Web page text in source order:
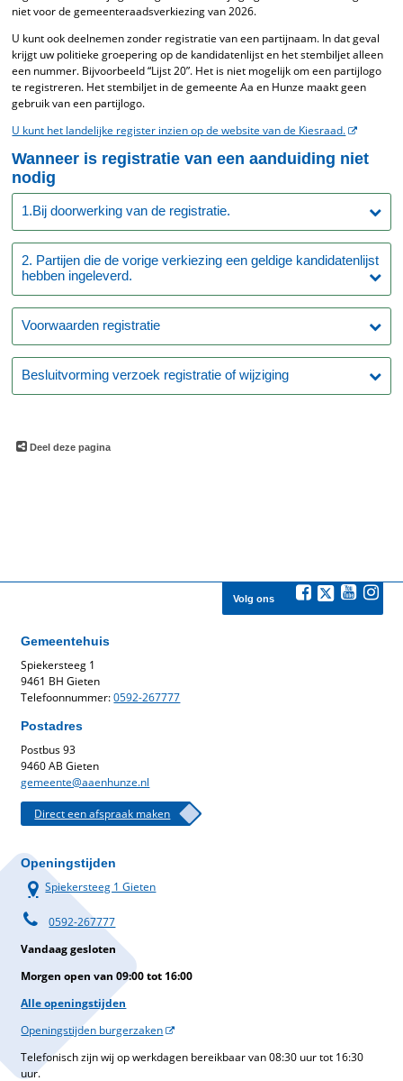
niet voor de gemeenteraadsverkiezing van 2026.
U kunt ook deelnemen zonder registratie van een partijnaam. In dat geval
krijgt uw politieke groepering op de kandidatenlijst en het stembiljet alleen
een nummer. Bijvoorbeeld “Lijst 20”. Het is niet mogelijk om een partijlogo
te registreren. Het stembiljet in de gemeente Aa en Hunze maakt geen
gebruik van een partijlogo.
U kunt het landelijke register inzien op de website van de Kiesraad.
Wanneer is registratie van een aanduiding niet
nodig
1.Bij doorwerking van de registratie.
2. Partijen die de vorige verkiezing een geldige kandidatenlijst
hebben ingeleverd.
Voorwaarden registratie
Besluitvorming verzoek registratie of wijziging
Deel deze pagina
Volg ons
Gemeentehuis
Spiekersteeg 1
9461 BH Gieten
Telefoonnummer:0592-267777
Postadres
Postbus 93
9460 AB Gieten
gemeente@aaenhunze.nl
Direct een afspraak maken
Openingstijden
Spiekersteeg 1 Gieten
0592-267777
Vandaag gesloten
Morgen open van 09:00 tot 16:00
Alle openingstijden
Openingstijden burgerzaken
Telefonisch zijn wij op werkdagen bereikbaar van 08:30 uur tot 16:30
uur.